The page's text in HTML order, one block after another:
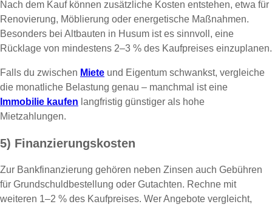
Nach dem Kauf können zusätzliche Kosten entstehen, etwa für
Renovierung, Möblierung oder energetische Maßnahmen.
Besonders bei Altbauten in Husum ist es sinnvoll, eine
Rücklage von mindestens 2–3 % des Kaufpreises einzuplanen.
Falls du zwischen Miete und Eigentum schwankst, vergleiche
die monatliche Belastung genau – manchmal ist eine
Immobilie kaufen langfristig günstiger als hohe
Mietzahlungen.
5) Finanzierungskosten
Zur Bankfinanzierung gehören neben Zinsen auch Gebühren
für Grundschuldbestellung oder Gutachten. Rechne mit
weiteren 1–2 % des Kaufpreises. Wer Angebote vergleicht,